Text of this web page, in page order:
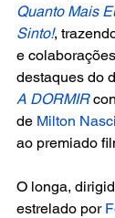
Quanto Mais
Sinto!,
e
destaques do
A DORMIR
de Milton
ao premiado
O longa,
estrelado por